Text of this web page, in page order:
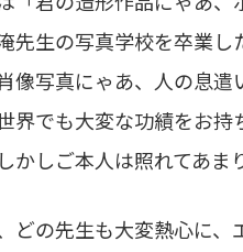
先生の写真学校を卒業
像写真にゃあ、人の息遣
界でも大変な功績をお
かしご本人は照れてあま
どの先生も大変熱心に